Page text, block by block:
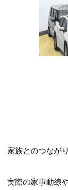
家族とのつなが
実際の家事動線や